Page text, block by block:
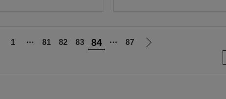
1 ⋯ 81 82 83 84 ⋯ 87
Zur